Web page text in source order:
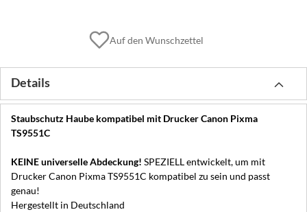
Auf den Wunschzettel
Details
Staubschutz Haube kompatibel mit Drucker Canon Pixma
TS9551C
KEINE universelle Abdeckung! SPEZIELL entwickelt, um mit
Drucker Canon Pixma TS9551C kompatibel zu sein und passt
genau!
Hergestellt in Deutschland